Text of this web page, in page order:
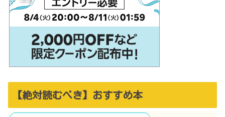
【絶対読むべき】おすすめ本